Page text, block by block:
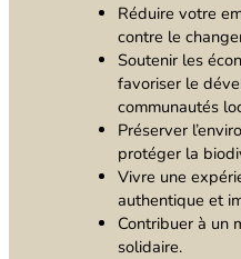
Réduire votre
contre le
Soutenir les
favoriser le
communautés
Préserver
protéger la
Vivre une
authentique et
Contribuer à un
solidaire.